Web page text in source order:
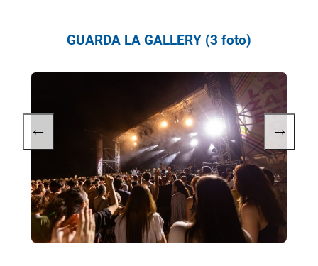
GUARDA LA GALLERY (3 foto)
← →